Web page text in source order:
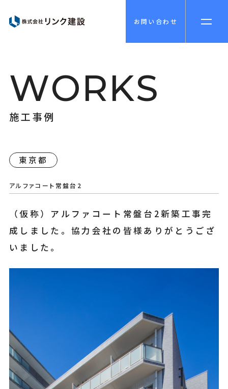
お問い合わせ
WORKS
施工事例
東京都
アルファコート常盤台2
（仮称）アルファコート常盤台2新築工事完
成しました。協力会社の皆様ありがとうござ
いました。